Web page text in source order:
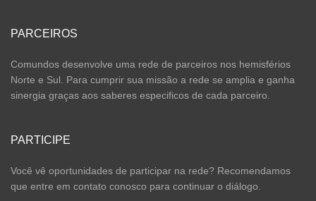
PARCEIROS
Comundos desenvolve uma rede de parceiros nos hemisférios
Norte e Sul. Para cumprir sua missão a rede se amplia e ganha
sinergia graças aos saberes especificos de cada parceiro.
PARTICIPE
Você vê oportunidades de participar na rede? Recomendamos
que entre em contato conosco para continuar o diálogo.